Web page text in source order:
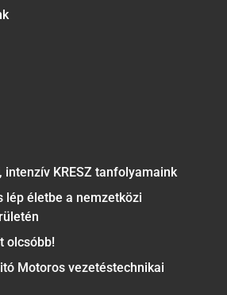
intenzív KRESZ tanfolyamaink
lép életbe a nemzetközi
olcsóbb!
Motoros vezetéstechnikai